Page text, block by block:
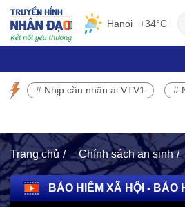
Hanoi +34°C
SỰ KIỆN NỔI BẬT
# Nhịp cầu nhân ái VTV1 #
Trang chủ Chính sách an sinh
BẢO HIỂM XÃ HỘI - BẢO